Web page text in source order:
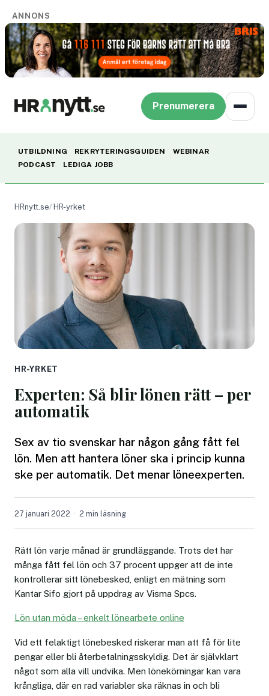
ANNONS
Prenumerera
UTBILDNING REKRYTERINGSGUIDEN
WEBINAR
PODCAST
LEDIGA JOBB
HRnytt.se HR-yrket
HR-YRKET
Experten: Så blir lönen rätt – per
automatik
Sex av tio svenskar har någon gång fått fel
lön. Men att hantera löner ska i princip kunna
ske per automatik. Det menar löneexperten.
27 januari 2022 2 min läsning
Rätt lön varje månad är grundläggande. Trots det har
många fått fel lön och 37 procent uppger att de inte
kontrollerar sitt lönebesked, enligt en mätning som
Kantar Sifo gjort på uppdrag av Visma Spcs.
Lön utan möda – enkelt lönearbete online
Vid ett felaktigt lönebesked riskerar man att få för lite
pengar eller bli återbetalningsskyldig. Det är självklart
något som alla vill undvika. Men lönekörningar kan vara
krångliga, där en rad variabler ska räknas in och bli